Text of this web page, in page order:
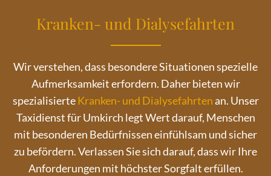
Kranken- und Dialysefahrten
Wir verstehen, dass besondere Situationen spezielle
Aufmerksamkeit erfordern. Daher bieten wir
spezialisierte Kranken- und Dialysefahrtenan. Unser
Taxidienst für Umkirch legt Wert darauf, Menschen
mit besonderen Bedürfnissen einfühlsam und sicher
zu befördern. Verlassen Sie sich darauf, dass wir Ihre
Anforderungen mit höchster Sorgfalt erfüllen.